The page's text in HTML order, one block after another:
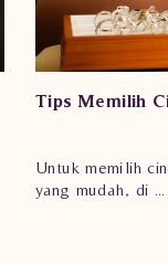
Tips Memilih
Untuk memilih
yang mudah, di ...